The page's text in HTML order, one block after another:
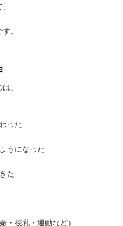
。
、
った
うになった
た
・授乳・運動など）